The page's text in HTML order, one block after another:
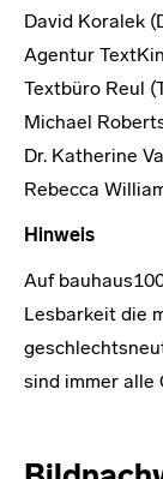
David Koralek
Agentur
Textbüro Reul
Michael
Dr. Katherine
Rebecca
Hinweis
Auf
Lesbarkeit die
sind immer